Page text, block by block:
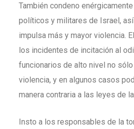
También condeno
políticos y militares de Israel,
impulsa más y mayor violencia.
los incidentes de incitación al
funcionarios de alto nivel no
violencia, y en algunos casos
manera contraria a las leyes de la
Insto a los responsables de la